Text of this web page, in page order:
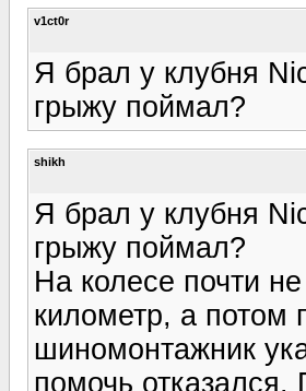
v1ct0r
Я брал у клубня
грыжу поймал?
shikh
Я брал у клубня
грыжу поймал?
На колесе почти
километр, а потом
шиномонтажник
помочь отказался.